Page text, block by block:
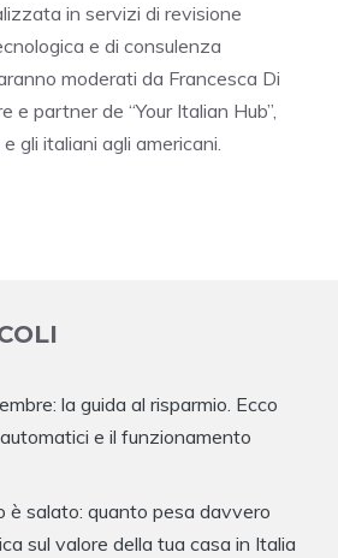
in servizi di revisione
e di consulenza
moderati da Francesca Di
e partner de “Your Italian Hub”,
gli italiani agli americani.
la guida al risparmio. Ecco
e il funzionamento
è salato: quanto pesa davvero
sul valore della tua casa in Italia